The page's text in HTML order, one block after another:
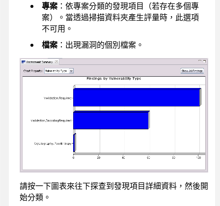
專案 ：依專案分類的發現項目（若存在多個專
案）。當透過掃描資料夾產生評量時，此選項
不可用。
檔案 ：出現漏洞的個別檔案。
請按一下圖表來往下探查到發現項目詳細資料，然後開
始分類。